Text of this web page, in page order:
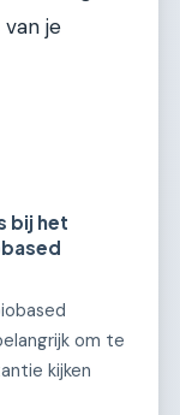
je
bij het
om te
kijken